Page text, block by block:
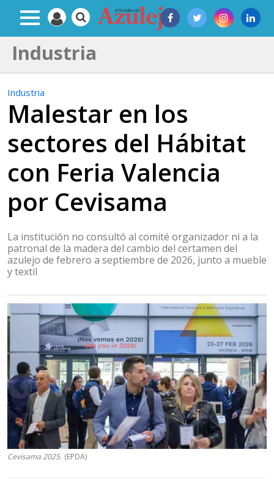
Industria
Industria
Malestar en los
sectores del Hábitat
con Feria Valencia
por Cevisama
La institución no consultó al comité organizador ni a la
patronal de la madera del cambio del certamen del
azulejo de febrero a septiembre de 2026, junto a mueble
y textil
Cevisama 2025. (EPDA)